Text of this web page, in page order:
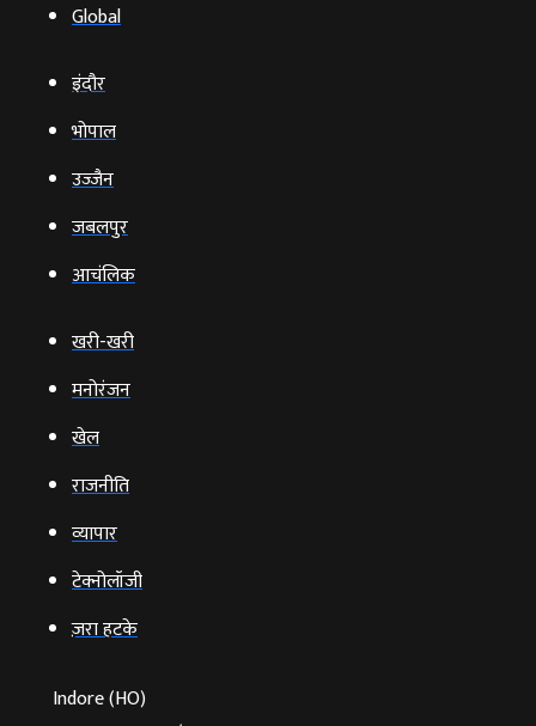
Global
इंदौर
भोपाल
उज्‍जैन
जबलपुर
आचंलिक
खरी-खरी
मनोरंजन
खेल
राजनीति
व्‍यापार
टेक्‍नोलॉजी
ज़रा हटके
Indore (HO)